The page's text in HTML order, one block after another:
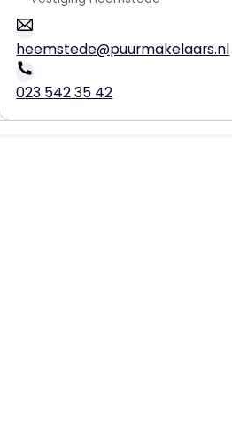
heemstede@puurmakelaars.nl
023 542 35 42